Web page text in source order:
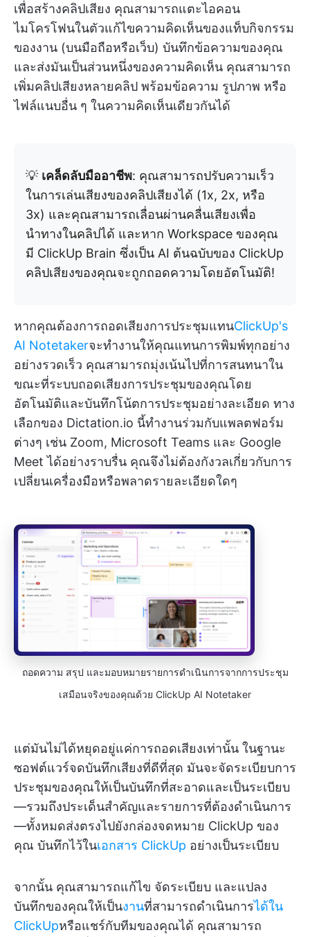
เพื่อสร้างคลิปเสียง คุณสามารถแตะไอคอน
ไมโครโฟนในตัวแก้ไขความคิดเห็นของแท็บกิจกรรม
ของงาน (บนมือถือหรือเว็บ) บันทึกข้อความของคุณ
และส่งมันเป็นส่วนหนึ่งของความคิดเห็น คุณสามารถ
เพิ่มคลิปเสียงหลายคลิป พร้อมข้อความ รูปภาพ หรือ
ไฟล์แนบอื่น ๆ ในความคิดเห็นเดียวกันได้
💡 เคล็ดลับมืออาชีพ: คุณสามารถปรับความเร็ว
ในการเล่นเสียงของคลิปเสียงได้ (1x, 2x, หรือ
3x) และคุณสามารถเลื่อนผ่านคลื่นเสียงเพื่อ
นำทางในคลิปได้ และหาก Workspace ของคุณ
มี ClickUp Brain ซึ่งเป็น AI ต้นฉบับของ ClickUp
คลิปเสียงของคุณจะถูกถอดความโดยอัตโนมัติ!
หากคุณต้องการถอดเสียงการประชุมแทนClickUp's
AI Notetakerจะทำงานให้คุณแทนการพิมพ์ทุกอย่าง
อย่างรวดเร็ว คุณสามารถมุ่งเน้นไปที่การสนทนาใน
ขณะที่ระบบถอดเสียงการประชุมของคุณโดย
อัตโนมัติและบันทึกโน้ตการประชุมอย่างละเอียด ทาง
เลือกของ Dictation.io นี้ทำงานร่วมกับแพลตฟอร์ม
ต่างๆ เช่น Zoom, Microsoft Teams และ Google
Meet ได้อย่างราบรื่น คุณจึงไม่ต้องกังวลเกี่ยวกับการ
เปลี่ยนเครื่องมือหรือพลาดรายละเอียดใดๆ
ถอดความ สรุป และมอบหมายรายการดำเนินการจากการประชุม
เสมือนจริงของคุณด้วย ClickUp AI Notetaker
แต่มันไม่ได้หยุดอยู่แค่การถอดเสียงเท่านั้น ในฐานะ
ซอฟต์แวร์จดบันทึกเสียงที่ดีที่สุด มันจะจัดระเบียบการ
ประชุมของคุณให้เป็นบันทึกที่สะอาดและเป็นระเบียบ
—รวมถึงประเด็นสำคัญและรายการที่ต้องดำเนินการ
—ทั้งหมดส่งตรงไปยังกล่องจดหมาย ClickUp ของ
คุณ บันทึกไว้ในเอกสาร ClickUp อย่างเป็นระเบียบ
จากนั้น คุณสามารถแก้ไข จัดระเบียบ และแปลง
บันทึกของคุณให้เป็นงานที่สามารถดำเนินการได้ใน
ClickUpหรือแชร์กับทีมของคุณได้ คุณสามารถ